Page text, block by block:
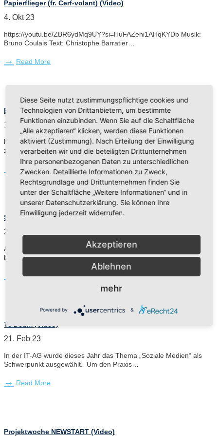
Papierflieger (fr. Cerf-volant) (Video)
4. Okt 23
https://youtu.be/ZBR6ydMq9UY?si=HuFAZehi1AHqKYDb Musik:
Bruno Coulais Text: Christophe Barratier…
Read More
Eine kleine Ähre bin ich (Musikvideo)
18. Jul 23
https://www.youtube.com/watch?v=6bxGZZOa0ys Vika und Inna,
zwei ukrainische Mädchen, die vorübergeh…
Read More
Sportfest / Sponsorenlauf 2023 (Video)
29. Jun 23
Auch in diesem Schuljahr gab es wieder zwei sportliche Aktivitäten,
bei denen die Schüler (und zum T…
Read More
Te Deum (Video)
21. Feb 23
In der IT-AG wurde dieses Jahr das Thema „Soziale Medien“ als
Schwerpunkt ausgewählt. Um den Praxis…
Read More
Projektwoche NEWSTART (Video)
Diese Seite nutzt zustimmungspflichtige cookies und
Technologien von Drittanbietern, um bestimmte
Funktionen einzubinden. Wenn Sie auf die Schaltfläche
„Alle akzeptieren“ klicken, werden diese Funktionen
aktiviert (Zustimmung). Nach Erteilung der Einwilligung
verarbeiten wir und die beteiligten Drittunternehmen
Ihre personenbezogenen Daten zu unterschiedlichen
Zwecken. Detaillierte Informationen zu Zweck,
Rechtsgrundlage und Drittunternehmen finden Sie
unter der Schaltfläche „Weitere Informationen“ und in
unserer Datenschutzerklärung. Sie können Ihre
Einwilligung jederzeit widerrufen.
Akzeptieren
Ablehnen
mehr
Powered by &